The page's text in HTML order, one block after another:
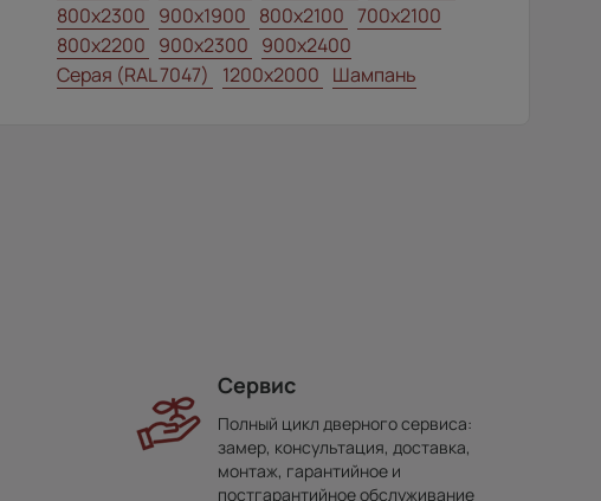
800x2300 900x1900 800x2100 700x2100
800x2200 900x2300 900x2400
Серая (RAL 7047)
1200x2000 Шампань
Сервис
Полный цикл дверного сервиса:
замер, консультация, доставка,
монтаж, гарантийное и
постгарантийное обслуживание